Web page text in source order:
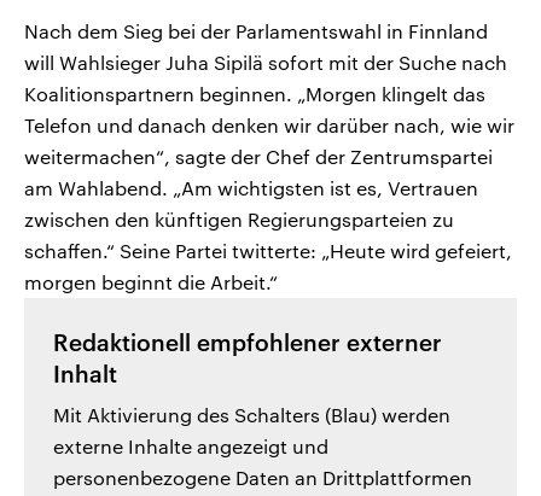
Nach dem Sieg bei der Parlamentswahl in Finnland
will Wahlsieger Juha Sipilä sofort mit der Suche nach
Koalitionspartnern beginnen. „Morgen klingelt das
Telefon und danach denken wir darüber nach, wie wir
weitermachen“, sagte der Chef der Zentrumspartei
am Wahlabend. „Am wichtigsten ist es, Vertrauen
zwischen den künftigen Regierungsparteien zu
schaffen.“ Seine Partei twitterte: „Heute wird gefeiert,
morgen beginnt die Arbeit.“
Redaktionell empfohlener externer
Inhalt
Mit Aktivierung des Schalters (Blau) werden
externe Inhalte angezeigt und
personenbezogene Daten an Drittplattformen